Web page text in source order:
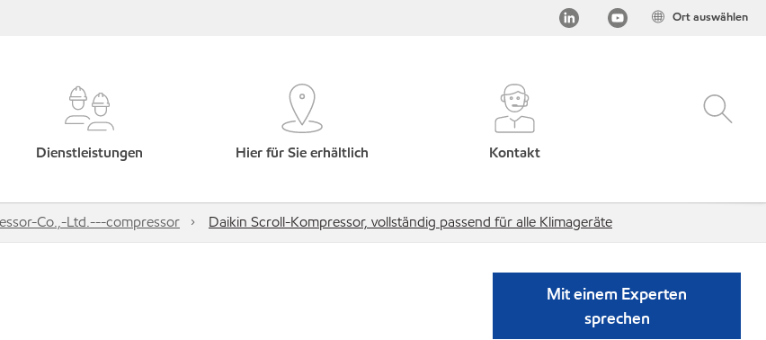
Ort auswählen
Dienstleistungen Hier für Sie erhältlich Kontakt
Co.,-Ltd.---compressor Daikin Scroll-Kompressor, vollständig passend für alle Klimageräte
Mit einem Experten
sprechen